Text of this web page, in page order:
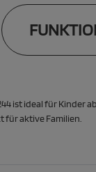
ist ideal für
aktive Familien.